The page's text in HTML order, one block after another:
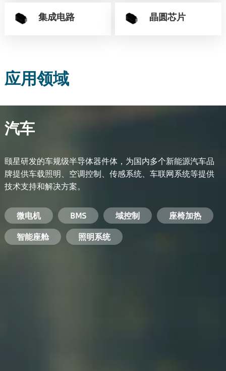
集成电路 晶圆芯片
应用领域
汽车
颐星研发的车规级半导体器件体，为国内多个新能源汽车品
牌提供车载照明、空调控制、传感系统、车联网系统等提供
技术支持和解决方案。
微电机 BMS 域控制
座椅加热
智能座舱
照明系统
电池管理系统
储能逆变器
工业电焊机 变频器
电机驱动
安防摄像头
开关电源 手机充电器
服务器电源
PC电源
电脑 手机 基站 机顶盒
智能农业 智能医疗
智能交通
智能家居